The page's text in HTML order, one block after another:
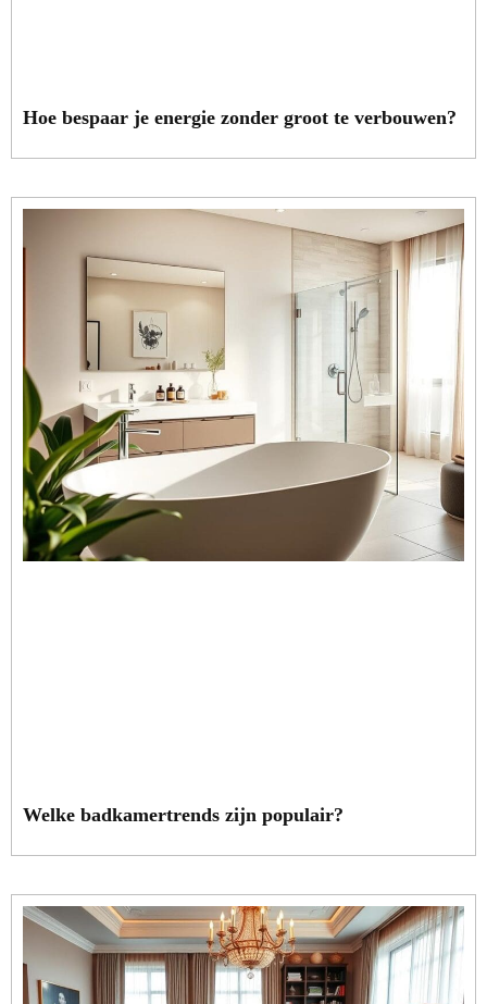
Hoe bespaar je energie zonder groot te verbouwen?
Welke badkamertrends zijn populair?